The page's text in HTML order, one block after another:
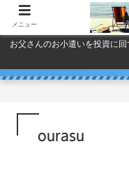
お父さんのお小遣いを投資に
ourasu
メニュー